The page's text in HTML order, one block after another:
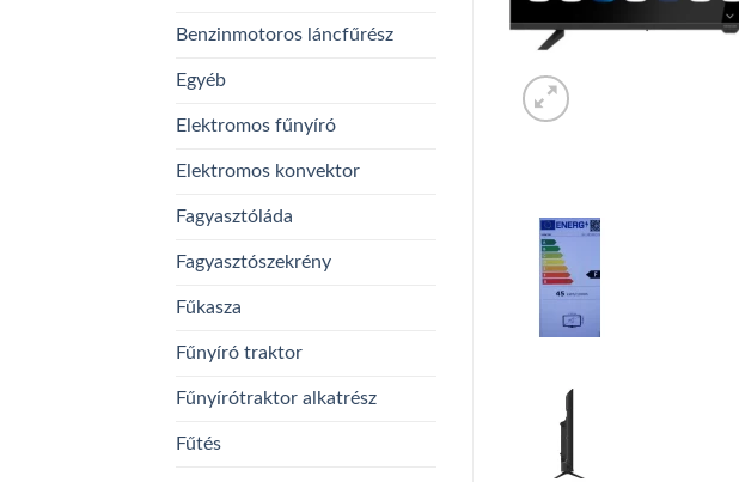
Benzinmotoros láncfűrész
Egyéb
Elektromos fűnyíró
Elektromos konvektor
Fagyasztóláda
Fagyasztószekrény
Fűkasza
Fűnyíró traktor
Fűnyírótraktor alkatrész
Fűtés